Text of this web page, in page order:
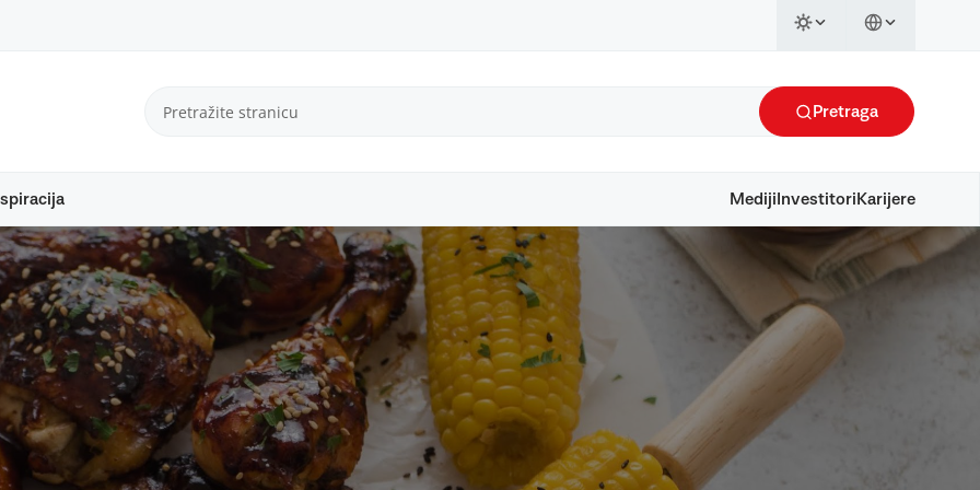
Pretraga
Mediji Investitori Karijere